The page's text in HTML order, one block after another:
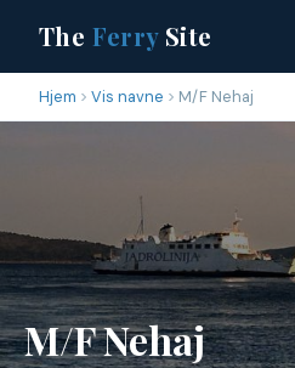
The FerrySite
Hjem Vis navne M/F Nehaj
M/F Nehaj